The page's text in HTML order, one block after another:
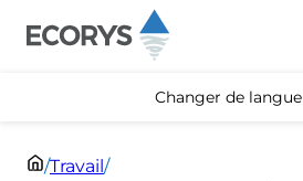
Passer au contenu
Changer de langue
/Travail/